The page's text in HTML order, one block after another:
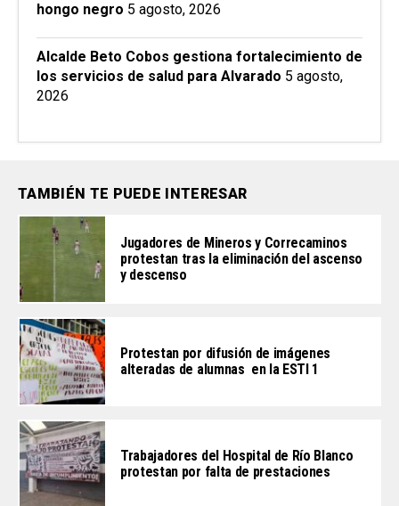
hongo negro 5 agosto, 2026
Alcalde Beto Cobos gestiona fortalecimiento de
los servicios de salud para Alvarado 5 agosto,
2026
TAMBIÉN TE PUEDE INTERESAR
Jugadores de Mineros y Correcaminos
protestan tras la eliminación del ascenso
y descenso
Protestan por difusión de imágenes
alteradas de alumnas en la ESTI 1
Trabajadores del Hospital de Río Blanco
protestan por falta de prestaciones